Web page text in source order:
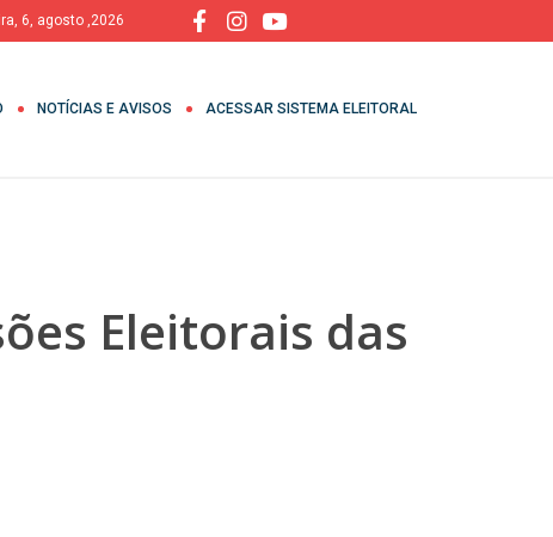
6, agosto ,2026
NOTÍCIAS E AVISOS ACESSAR SISTEMA ELEITORAL
Eleitorais das